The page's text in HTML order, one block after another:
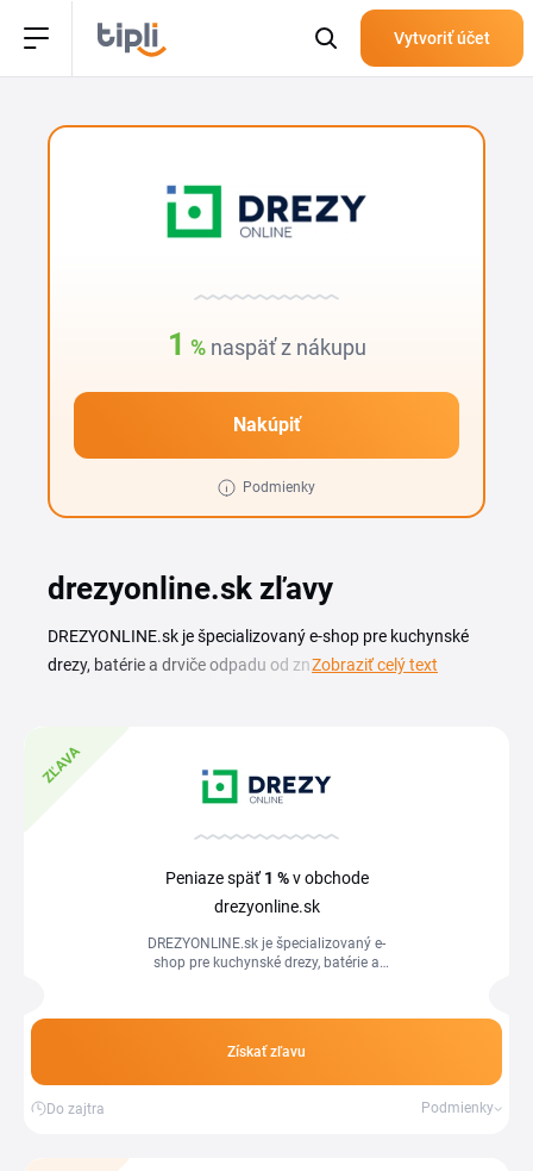
Vytvoriť účet
1 % naspäť z nákupu
Nakúpiť
Podmienky
drezyonline.sk zľavy
DREZYONLINE.sk je špecializovaný e-shop pre kuchynské
drezy, batérie a drviče odpadu od značiek ako BLANCO,
výhodnejšiu cenu, či už plánujete kompletnú rekonštrukciu
alebo iba výmenu starého drezu za nový. Na tejto stránke
pripravujeme prehľad platných kódov a akcií, ktoré ponuku
obchodu obohacujú o ďalšiu úsporu. Stačí si vybrať vhodný
dokončení objednávky. Konečná suma nákupu sa následne
zníži o hodnotu vašej zľavy.
Zobraziť celý text
ZĽAVA
Peniaze späť1 %v obchode
drezyonline.sk
DREZYONLINE.sk je špecializovaný e-
shop pre kuchynské drezy, batérie a
aktuálnym...
Získať zľavu
Do zajtra Podmienky